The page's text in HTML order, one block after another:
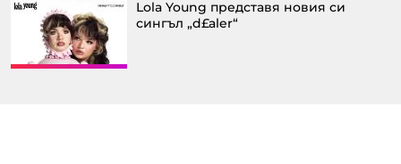
Lola Young представя новия си
сингъл „d£aler“